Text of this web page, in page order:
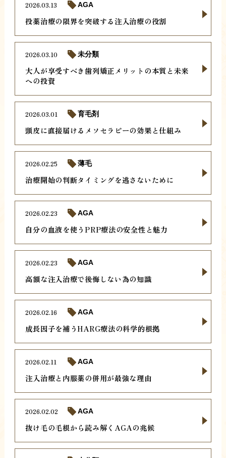
投薬治療の限界を突破する注入治療の役割
2026.03.13 AGA
大人が享受すべき歯列矯正メリットの本質と未来
への投資
2026.03.10 未分類
頭皮に直接届けるメソセラピーの効果と仕組み
2026.03.01 育毛剤
治療開始の判断タイミングを逃さないために
2026.02.25 薄毛
自分の血液を使うPRP療法の安全性と魅力
2026.02.23 AGA
高額な注入治療で後悔しない為の知識
2026.02.23 AGA
成長因子を補うHARG療法の科学的根拠
2026.02.16 AGA
注入治療と内服薬の併用が最強な理由
2026.02.11 AGA
抜け毛の毛根から読み解くAGAの兆候
2026.02.02 AGA